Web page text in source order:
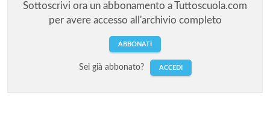
Sottoscrivi ora un abbonamento a Tuttoscuola.com
per avere accesso all'archivio completo
ABBONATI
Sei già abbonato? ACCEDI